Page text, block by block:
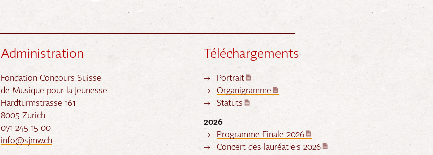
Administration
Fondation Concours Suisse
de Musique pour la Jeunesse
Hardturmstrasse 161
8005 Zurich
071 245 15 00
info@sjmw.ch
Téléchargements
Portrait
Organigramme
Statuts
2026
Programme Finale 2026
Concert des lauréat·e·s 2026